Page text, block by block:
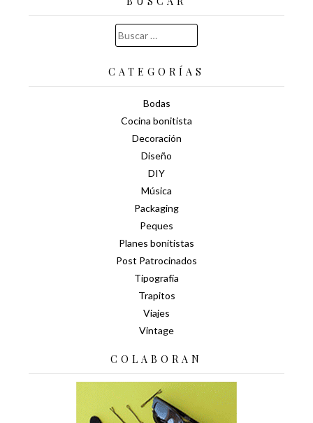
Buscar:
CATEGORÍAS
Bodas
Cocina bonitista
Decoración
Diseño
DIY
Música
Packaging
Peques
Planes bonitistas
Post Patrocinados
Tipografía
Trapitos
Viajes
Vintage
COLABORAN